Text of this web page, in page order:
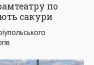
по
сакури